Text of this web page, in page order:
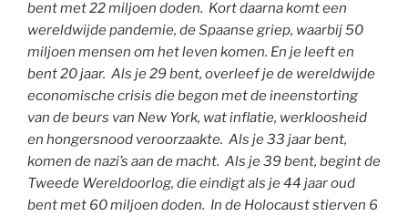
bent met 22 miljoen doden. Kort daarna komt een
wereldwijde pandemie, de Spaanse griep, waarbij 50
miljoen mensen om het leven komen. En je leeft en
bent 20 jaar. Als je 29 bent, overleef je de wereldwijde
economische crisis die begon met de ineenstorting
van de beurs van New York, wat inflatie, werkloosheid
en hongersnood veroorzaakte. Als je 33 jaar bent,
komen de nazi’s aan de macht. Als je 39 bent, begint de
Tweede Wereldoorlog, die eindigt als je 44 jaar oud
bent met 60 miljoen doden. In de Holocaust stierven 6